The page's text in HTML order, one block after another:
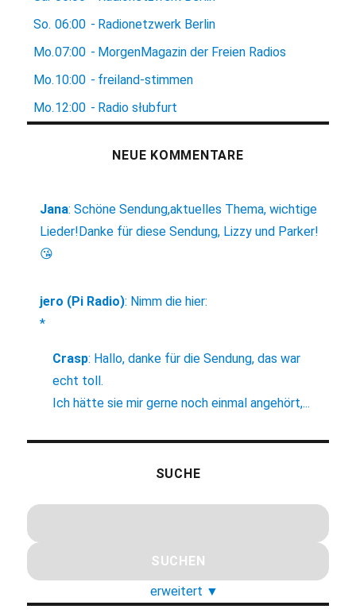
So. 06:00 - Radionetzwerk Berlin
Mo.07:00 - MorgenMagazin der Freien Radios
Mo.10:00 - freiland-stimmen
Mo.12:00 - Radio słubfurt
NEUE KOMMENTARE
Jana:Schöne Sendung,aktuelles Thema, wichtige
Lieder!Danke für diese Sendung, Lizzy und Parker!
😘
jero (Pi Radio): Nimm die hier:
*
Crasp: Hallo, danke für die Sendung, das war
echt toll.
Ich hätte sie mir gerne noch einmal angehört,...
SUCHE
erweitert ▼